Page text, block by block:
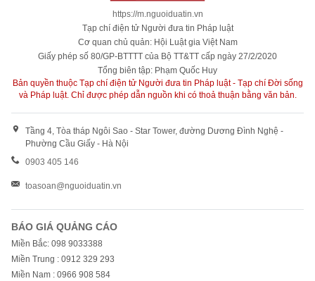
https://m.nguoiduatin.vn
Tạp chí điện tử Người đưa tin Pháp luật
Cơ quan chủ quản: Hội Luật gia Việt Nam
Giấy phép số 80/GP-BTTTT của Bộ TT&TT cấp ngày 27/2/2020
Tổng biên tập: Phạm Quốc Huy
Bản quyền thuộc Tạp chí điện tử Người đưa tin Pháp luật - Tạp chí Đời sống
và Pháp luật. Chỉ được phép dẫn nguồn khi có thoả thuận bằng văn bản.
Tầng 4, Tòa tháp Ngôi Sao - Star Tower, đường Dương Đình Nghệ -
Phường Cầu Giấy - Hà Nội
0903 405 146
toasoan@nguoiduatin.vn
BÁO GIÁ QUẢNG CÁO
Miền Bắc: 098 9033388
Miền Trung : 0912 329 293
Miền Nam : 0966 908 584